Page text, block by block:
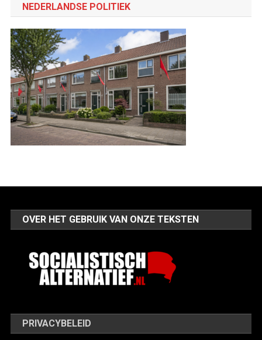
NEDERLANDSE POLITIEK
OVER HET GEBRUIK VAN ONZE TEKSTEN
PRIVACYBELEID